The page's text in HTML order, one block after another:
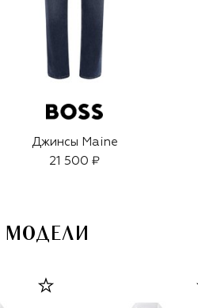
Джинсы Maine
21 500 ₽
МОДЕЛИ